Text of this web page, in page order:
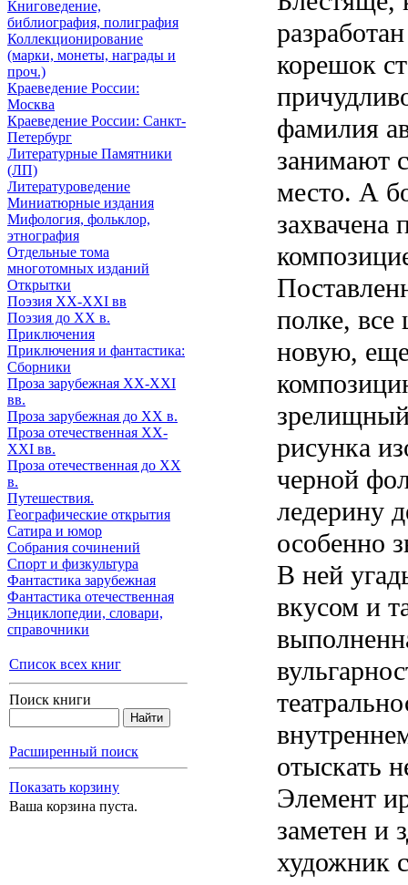
Книговедение,
библиография, полиграфия
Коллекционирование
(марки, монеты, награды и
проч.)
Краеведение России:
Москва
Краеведение России: Санкт-
Петербург
Литературные Памятники
(ЛП)
Литературоведение
Миниатюрные издания
Мифология, фольклор,
этнография
Отдельные тома
многотомных изданий
Открытки
Поэзия XX-XXI вв
Поэзия до XX в.
Приключения
Приключения и фантастика:
Сборники
Проза зарубежная XX-XXI
вв.
Проза зарубежная до XX в.
Проза отечественная XX-
XXI вв.
Проза отечественная до XX
в.
Путешествия.
Географические открытия
Сатира и юмор
Собрания сочинений
Спорт и физкультура
Фантастика зарубежная
Фантастика отечественная
Энциклопедии, cловари,
справочники
Список всех книг
Поиск книги
Расширенный поиск
Показать корзину
Ваша корзина пуста.
корешок
фамилия
занимают
место. А
захвачена
полке, все
новую,
рисунка
черной
ледерину
особенно
В ней
вкусом и
отыскать
Элемент
заметен и
художник